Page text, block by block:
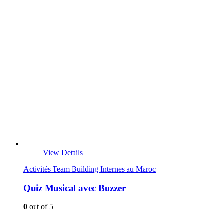
View Details
Activités Team Building Internes au Maroc
Quiz Musical avec Buzzer
0 out of 5